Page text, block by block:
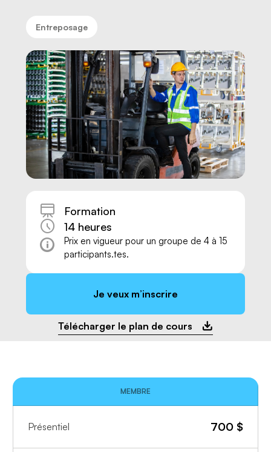
Nous joindre
MEMBRE
Présentiel 700$
Entreposage
Formation
14 heures
Prix en vigueur pour un groupe de 4 à 15
participants.tes.
Je veux m’inscrire
Télécharger le plan de cours